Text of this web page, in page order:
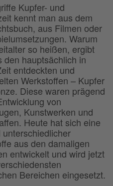
Kupfer- und
kennt man aus dem
aus Filmen oder
Warum
so heißen, ergibt
den hauptsächlich in
entdeckten und
Werkstoffen – Kupfer
Diese waren prägend
von
Kunstwerken und
Heute hat sich eine
unterschiedlicher
aus den damaligen
entwickelt und wird jetzt
Bereichen eingesetzt.